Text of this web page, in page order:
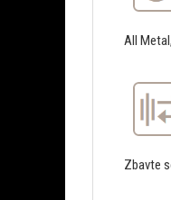
All
Zbavte